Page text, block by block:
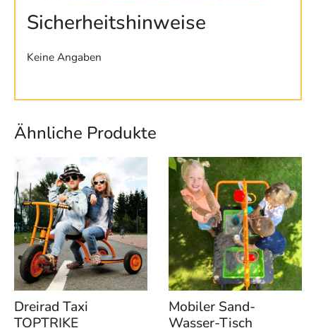
Sicherheitshinweise
Keine Angaben
Ähnliche Produkte
Dreirad Taxi
TOPTRIKE
Mobiler Sand-
Wasser-Tisch